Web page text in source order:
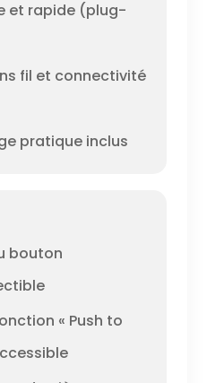
et rapide (plug-
fil et connectivité
pratique inclus
bouton
« Push to